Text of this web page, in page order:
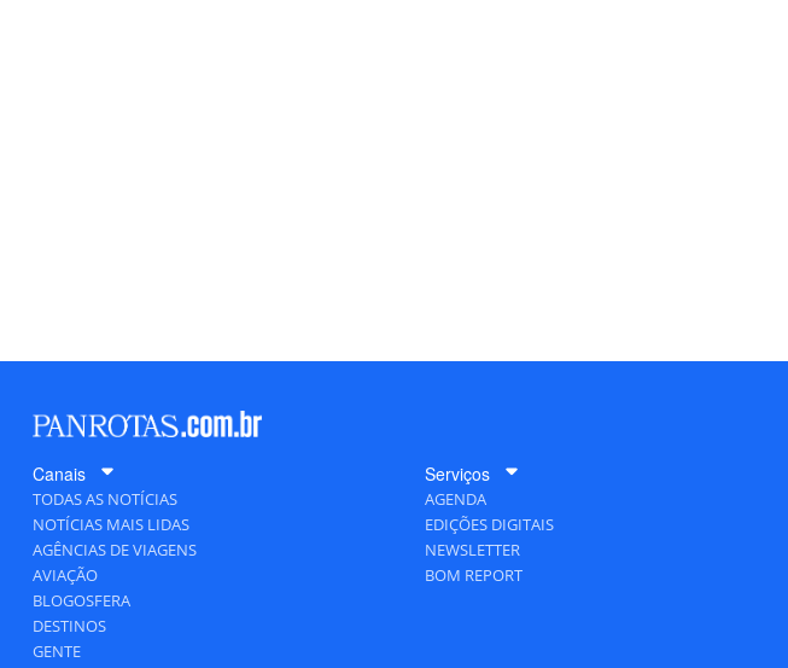
Canais
TODAS AS NOTÍCIAS
NOTÍCIAS MAIS LIDAS
AGÊNCIAS DE VIAGENS
AVIAÇÃO
BLOGOSFERA
DESTINOS
GENTE
Serviços
AGENDA
EDIÇÕES DIGITAIS
NEWSLETTER
BOM REPORT